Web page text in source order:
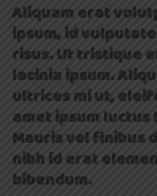
Aliquam erat
ipsum, id
risus. Ut tristique
lacinia ipsum.
ultrices mi ut,
amet ipsum
Mauris vel finibus
nibh id erat
bibendum.